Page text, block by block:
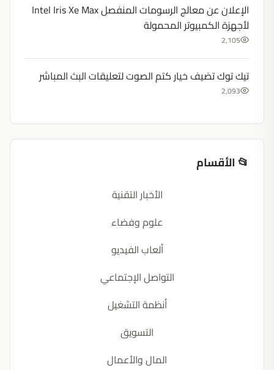
الإعلان عن معالج الرسومات المنفصل Intel Iris Xe Max
لأجهزة الكمبيوتر المحمولة
2,105
تيك توك تضيف خيار كتم الصوت لتعليقات البث المباشر
2,093
📂 الأقسام
الأخبار التقنية
علوم وفضاء
ألعاب الفيديو
التواصل الإجتماعي
أنظمة التشغيل
التسويق
المال والأعمال